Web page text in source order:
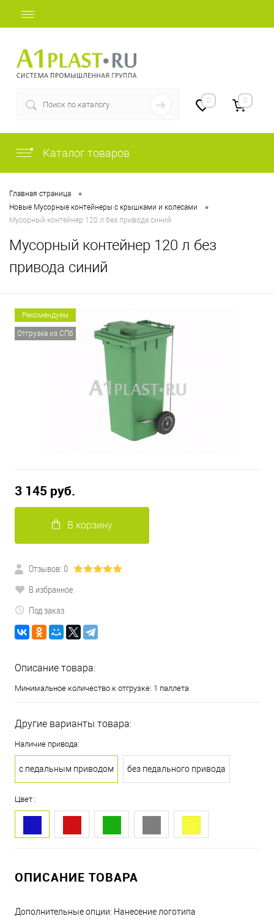
0 0
Каталог товаров
Главная страница •
Новые Мусорные контейнеры с крышками и колесами •
Мусорный контейнер 120 л без привода синий
Мусорный контейнер 120 л без
привода синий
Рекомендуем
Отгрузка из СПб
3 145 руб.
В корзину
Отзывов: 0
В избранное
Под заказ
Описание товара:
Минимальное количество к отгрузке: 1 паллета
Другие варианты товара:
Наличие привода:
с педальным приводом без педального привода
Цвет :
ОПИСАНИЕ ТОВАРА
Дополнительные опции: Нанесение логотипа